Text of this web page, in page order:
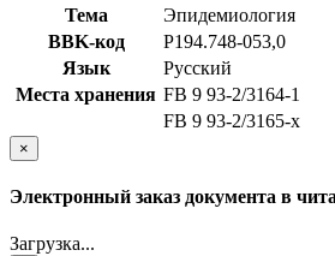
Тема
Эпидемиология
BBK-код
Р194.748-053,0
Язык
Русский
Места хранения FB 9 93-2/3164-1
FB 9 93-2/3165-x
×
Электронный заказ документа в
Загрузка...